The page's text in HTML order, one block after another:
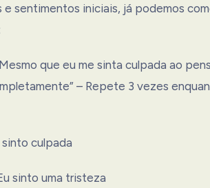
sentimentos iniciais, já podemos
que eu me sinta culpada ao
– Repete 3 vezes
sinto culpada
sinto uma tristeza